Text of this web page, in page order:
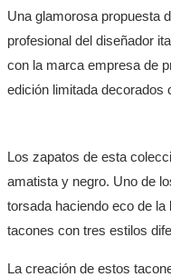
Una glamorosa propuesta
profesional del diseñador
con la marca empresa de
edición limitada decorados
Los zapatos de esta
amatista y negro. Uno de
torsada haciendo eco de
tacones con tres estilos
La creación de estos